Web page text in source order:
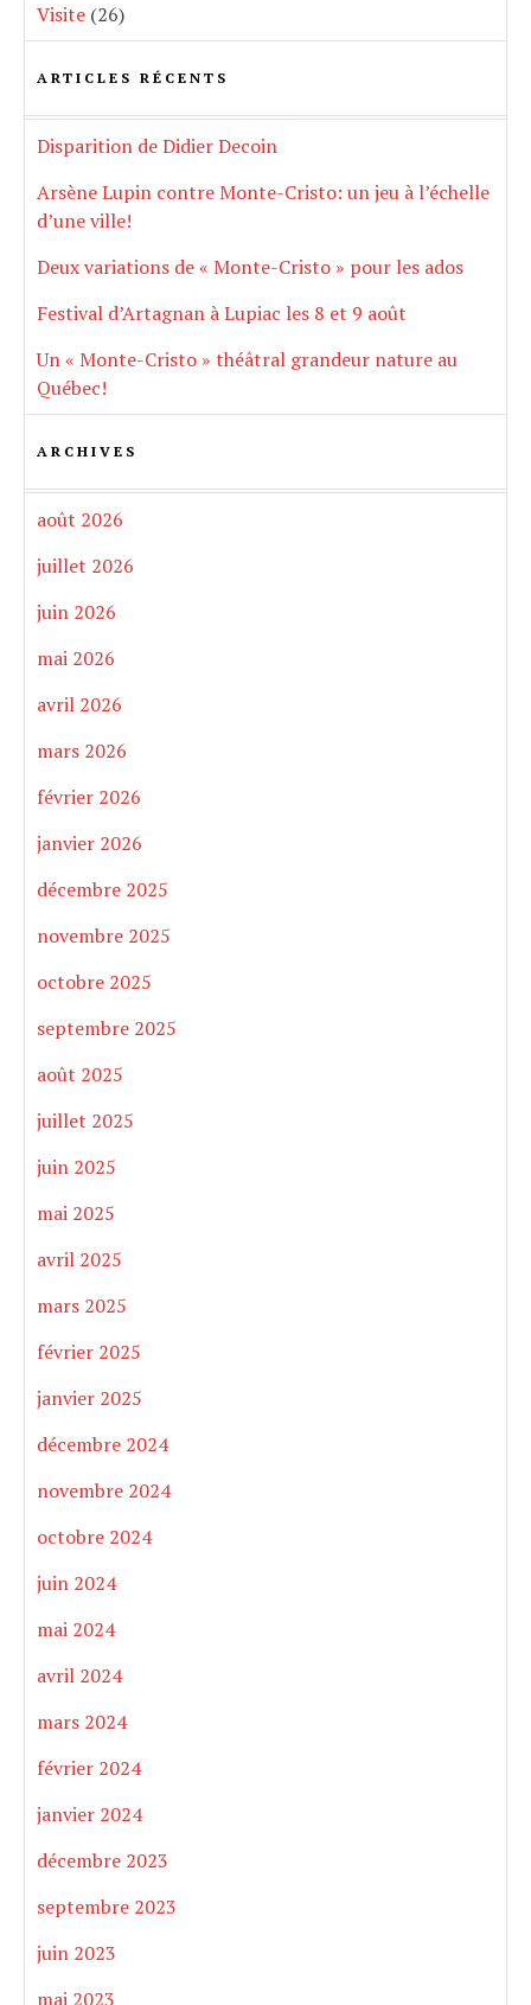
Visite (26)
ARTICLES RÉCENTS
Disparition de Didier Decoin
Arsène Lupin contre Monte-Cristo: un jeu à l’échelle
d’une ville!
Deux variations de « Monte-Cristo » pour les ados
Festival d’Artagnan à Lupiac les 8 et 9 août
Un « Monte-Cristo » théâtral grandeur nature au
Québec!
ARCHIVES
août 2026
juillet 2026
juin 2026
mai 2026
avril 2026
mars 2026
février 2026
janvier 2026
décembre 2025
novembre 2025
octobre 2025
septembre 2025
août 2025
juillet 2025
juin 2025
mai 2025
avril 2025
mars 2025
février 2025
janvier 2025
décembre 2024
novembre 2024
octobre 2024
juin 2024
mai 2024
avril 2024
mars 2024
février 2024
janvier 2024
décembre 2023
septembre 2023
juin 2023
mai 2023